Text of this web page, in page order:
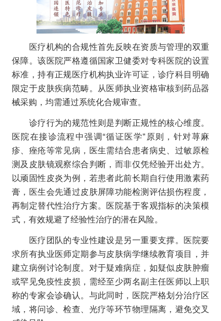
医疗机构的合规性首先反映在资质与管理的双重
保障。该医院严格遵循国家卫健委对专科医院的设置
标准，持有正规医疗机构执业许可证，诊疗科目明确
限定于皮肤疾病范畴。从医师执业资格审核到药品器
械采购，均需通过系统化合规审查。
诊疗行为的规范性则是判断正规性的核心维度。
医院在接诊流程中强调“循证医学”原则，针对荨麻
疹、痤疮等常见病，医生需结合患者病史、过敏原检
测及皮肤镜观察综合判断，而非仅凭经验开出处方。
以顽固性皮炎为例，若患者此前长期自行使用激素药
膏，医生会先通过皮肤屏障功能检测评估损伤程度，
再制定替代性治疗方案。医院基于客观指标的决策模
式，有效规避了经验性治疗的潜在风险。
医疗团队的专业性建设是另一重要支撑。医院要
求所有执业医师定期参与皮肤病学继续教育项目，并
建立病例讨论制度。对于疑难病症，如疑似皮肤肿瘤
或罕见免疫性皮损，需经至少两名副主任医师以上职
称的专家会诊确认。与此同时，医院严格划分治疗区
域，将问诊、检查、光疗等环节物理隔离，避免交叉